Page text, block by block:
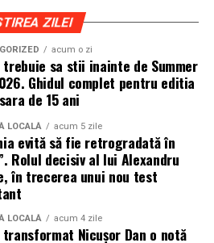
ofera aderenta constanta,
sunt preferate de cei
masina intr-un obiect
unoranvelope all season
pentru multe proiecte
locale, in special pentru
masinii este analizata atent.
se aliniaza roata cu aripa si ce
sunt detalii care pot face
ZILEI
acum o zi
trebuie sa stii inainte de Summer
Ghidul complet pentru editia
de 15 ani
LOCALĂ acum 5 zile
evită să fie retrogradată în
Rolul decisiv al lui Alexandru
în trecerea unui nou test
LOCALĂ acum 4 zile
transformat Nicușor Dan o notă